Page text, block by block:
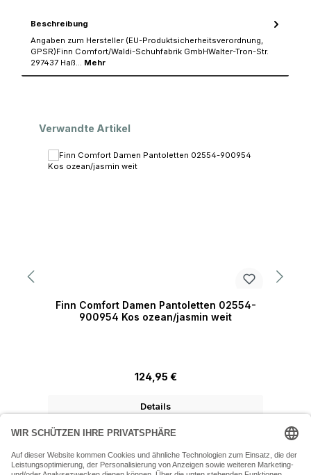
Beschreibung
Angaben zum Hersteller (EU-Produktsicherheitsverordnung,
GPSR)Finn Comfort/Waldi-Schuhfabrik GmbHWalter-Tron-Str.
297437 Haß… Mehr
Produktgalerie überspringen
Verwandte Artikel
Finn Comfort Damen Pantoletten 02554-
900954 Kos ozean/jasmin weit
Regulärer Preis:
124,95 €
Details
07243 54050 (Mo-Fr: 9.30 - 18:30 Uhr Sa: 9:30 - 16 Uhr)